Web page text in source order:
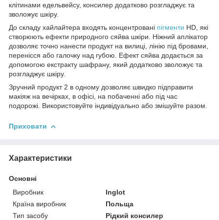
клітинами едельвейсу, консилер додатково розгладжує та
зволожує шкіру.
До складу хайлайтера входять концентровані пігменти HD, які
створюють ефекти природного сяйва шкіри. Ніжний аплікатор
дозволяє точно нанести продукт на вилиці, лінію під бровами,
перенісся або галочку над губою. Ефект сяйва додається за
допомогою екстракту шафрану, який додатково зволожує та
розгладжує шкіру.
Зручний продукт 2 в одному дозволяє швидко підправити
макіяж на вечірках, в офісі, на побаченні або під час
подорожі. Використовуйте індивідуально або змішуйте разом.
Приховати
Характеристики
Основні
Виробник
Inglot
Країна виробник
Польща
Тип засобу
Рідкий консилер